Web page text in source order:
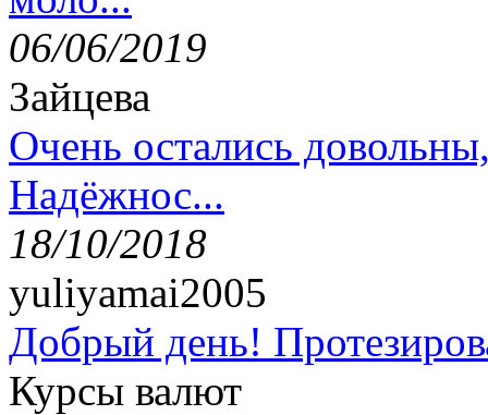
06/06/2019
Зайцева
Очень остались
Надёжнос...
18/10/2018
yuliyamai2005
Добрый день!
Курсы валют